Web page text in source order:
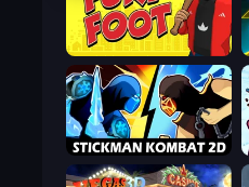
Fury Foot
Stickman Kombat 2D